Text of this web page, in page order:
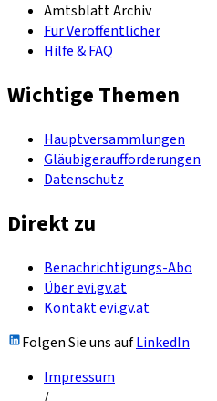
Amtsblatt Archiv
Für Veröffentlicher
Hilfe & FAQ
Wichtige Themen
Hauptversammlungen
Gläubigeraufforderungen
Datenschutz
Direkt zu
Benachrichtigungs-Abo
Über evi.gv.at
Kontakt evi.gv.at
Folgen Sie uns aufLinkedIn
Impressum